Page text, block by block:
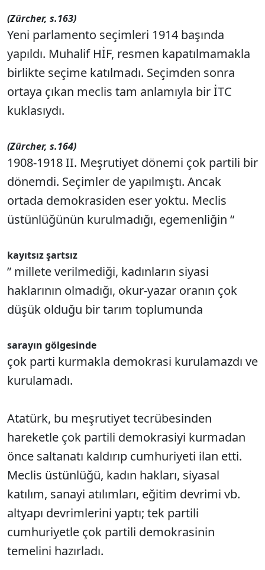
(Zürcher, s.163)
Yeni parlamento seçimleri 1914 başında
yapıldı. Muhalif HİF, resmen kapatılmamakla
birlikte seçime katılmadı. Seçimden sonra
ortaya çıkan meclis tam anlamıyla bir İTC
kuklasıydı.
(Zürcher, s.164)
1908-1918 II. Meşrutiyet dönemi çok partili bir
dönemdi. Seçimler de yapılmıştı. Ancak
ortada demokrasiden eser yoktu. Meclis
üstünlüğünün kurulmadığı, egemenliğin “
kayıtsız şartsız
” millete verilmediği, kadınların siyasi
haklarının olmadığı, okur-yazar oranın çok
düşük olduğu bir tarım toplumunda
sarayın gölgesinde
çok parti kurmakla demokrasi kurulamazdı ve
kurulamadı.
Atatürk, bu meşrutiyet tecrübesinden
hareketle çok partili demokrasiyi kurmadan
önce saltanatı kaldırıp cumhuriyeti ilan etti.
Meclis üstünlüğü, kadın hakları, siyasal
katılım, sanayi atılımları, eğitim devrimi vb.
altyapı devrimlerini yaptı; tek partili
cumhuriyetle çok partili demokrasinin
temelini hazırladı.